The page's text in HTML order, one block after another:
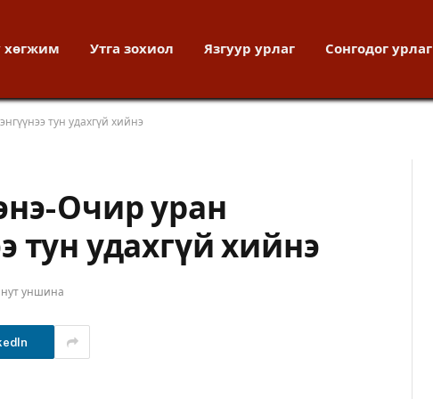
хөгжим Утга зохиол Язгуур урлаг Сонгодог урлаг
тун удахгүй хийнэ
Очир уран
тун удахгүй хийнэ
уншина